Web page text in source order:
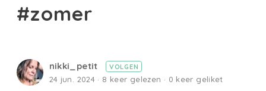
#zomer
nikki_petit VOLGEN
24 jun. 2024 · 8 keer gelezen · 0 keer geliket